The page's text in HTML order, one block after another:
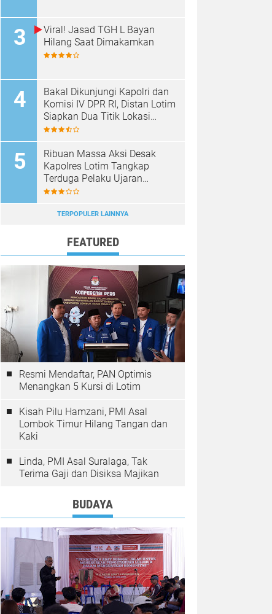
Viral! Jasad TGH L Bayan
Hilang Saat Dimakamkan
Bakal Dikunjungi Kapolri dan
Komisi IV DPR RI, Distan Lotim
Siapkan Dua Titik Lokasi
Panen Raya Bawang Putih
Ribuan Massa Aksi Desak
Kapolres Lotim Tangkap
Terduga Pelaku Ujaran
Kebencian Terhadap Bupati di
TERPOPULER LAINNYA
FEATURED
Resmi Mendaftar, PAN Optimis
Menangkan 5 Kursi di Lotim
Kisah Pilu Hamzani, PMI Asal
Lombok Timur Hilang Tangan dan
Kaki
Linda, PMI Asal Suralaga, Tak
Terima Gaji dan Disiksa Majikan
BUDAYA